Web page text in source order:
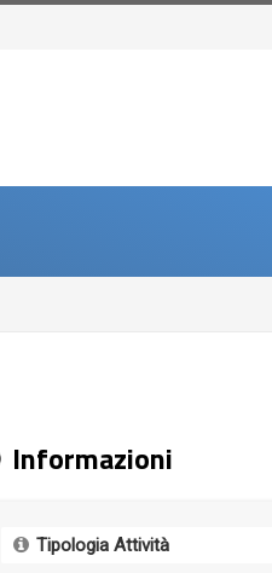
Informazioni
Tipologia Attività